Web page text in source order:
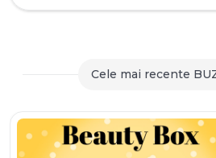
a
290,00 lei.
curent
79,90 lei.
Cele mai recente